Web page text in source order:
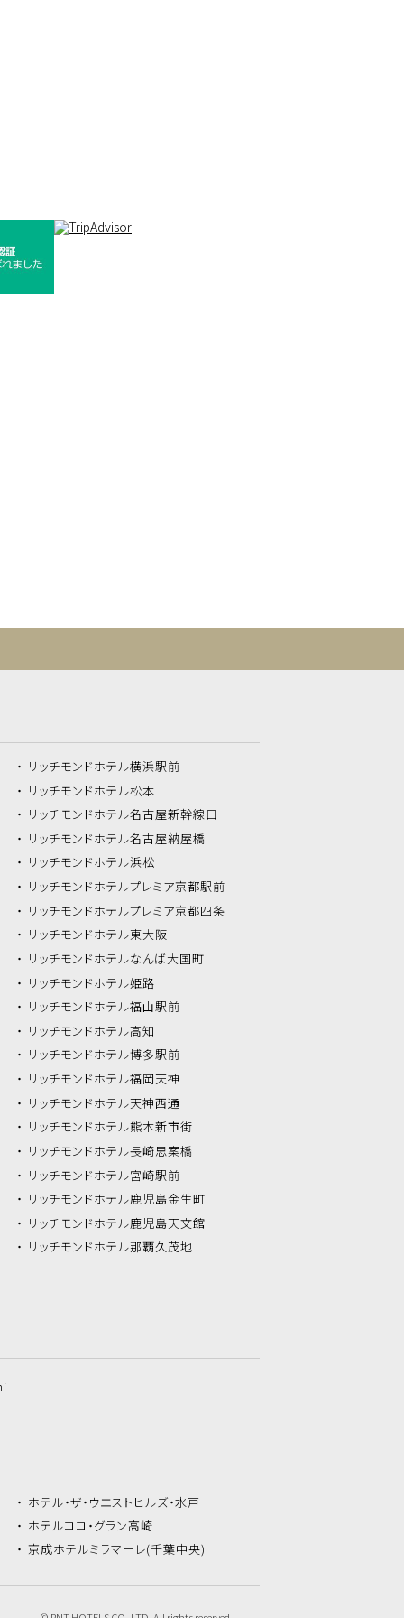
リッチモンドホテル横浜駅前
リッチモンドホテル松本
リッチモンドホテル名古屋新幹線口
リッチモンドホテル名古屋納屋橋
リッチモンドホテル浜松
リッチモンドホテルプレミア京都駅前
リッチモンドホテルプレミア京都四条
リッチモンドホテル東大阪
リッチモンドホテルなんば大国町
リッチモンドホテル姫路
リッチモンドホテル福山駅前
リッチモンドホテル高知
リッチモンドホテル博多駅前
リッチモンドホテル福岡天神
リッチモンドホテル天神西通
リッチモンドホテル熊本新市街
リッチモンドホテル長崎思案橋
リッチモンドホテル宮崎駅前
リッチモンドホテル鹿児島金生町
リッチモンドホテル鹿児島天文館
リッチモンドホテル那覇久茂地
ホテル・ザ・ ウエストヒルズ・水戸
ホテルココ・グラン高崎
京成ホテルミラマーレ(千葉中央)